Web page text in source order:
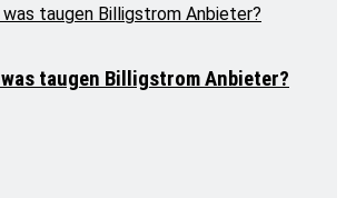
taugen Billigstrom Anbieter?